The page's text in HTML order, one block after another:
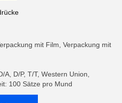
mit Film, Verpackung mit
D/P, T/T, Western Union,
100 Sätze pro Mund